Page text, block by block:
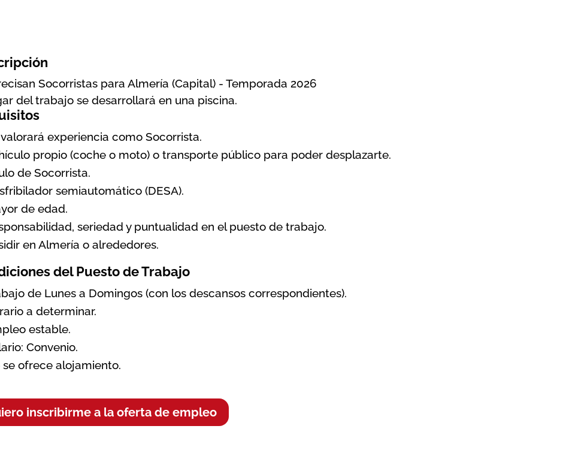
Socorristas para Almería (Capital) - Temporada 2026
del trabajo se desarrollará en una piscina.
experiencia como Socorrista.
propio (coche o moto) o transporte público para poder desplazarte.
de Socorrista.
semiautomático (DESA).
de edad.
seriedad y puntualidad en el puesto de trabajo.
en Almería o alrededores.
del Puesto de Trabajo
de Lunes a Domingos (con los descansos correspondientes).
a determinar.
estable.
Convenio.
se ofrece alojamiento.
inscribirme a la oferta de empleo